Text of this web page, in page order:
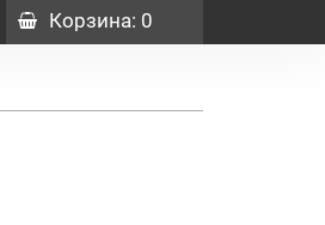
Корзина: 0